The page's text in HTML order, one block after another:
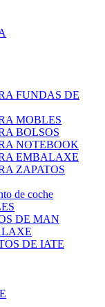
FUNDAS DE
MOBLES
BOLSOS
NOTEBOOK
EMBALAXE
ZAPATOS
de coche
DE MAN
DE IATE